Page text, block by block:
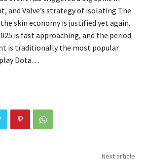
and Valve’s strategy of isolating The
skin economy is justified yet again.
is fast approaching, and the period
is traditionally the most popular
Dota…
Next article